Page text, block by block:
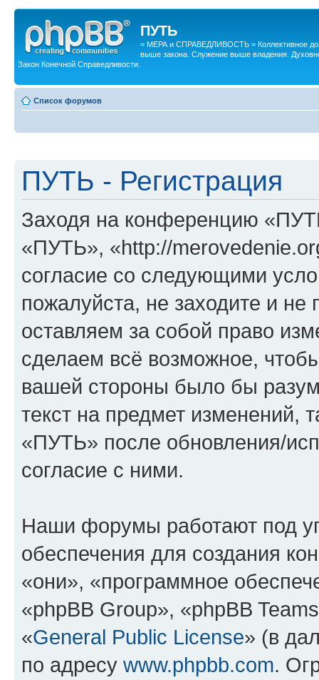
ПУТЬ
= МЕРА и СПРАВЕДЛИВОСТЬ = Коллективное
выше закона. Служение выше владения.
Закон Конечной Справедливости.
Список форумов
ПУТЬ - Регистрация
Заходя на конференцию
«ПУТЬ», «http://
согласие со следующими
пожалуйста, не заходите и
оставляем за собой право
сделаем всё возможное,
вашей стороны было бы
текст на предмет изменений,
«ПУТЬ» после обновления/
согласие с ними.
Наши форумы работают под
обеспечения для создания
«они», «программное
«phpBB Group», «phpBB
«General Public License» (в
по адресу www.phpbb.com.